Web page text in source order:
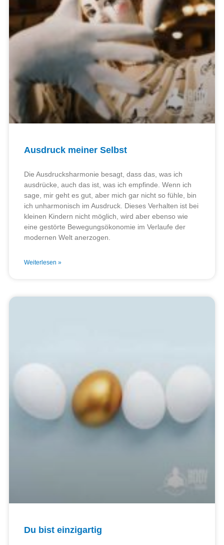
Ausdruck meiner Selbst
Die Ausdrucksharmonie besagt, dass das, was ich
ausdrücke, auch das ist, was ich empfinde. Wenn ich
sage, mir geht es gut, aber mich gar nicht so fühle, bin
ich unharmonisch im Ausdruck. Dieses Verhalten ist bei
kleinen Kindern nicht möglich, wird aber ebenso wie
eine gestörte Bewegungsökonomie im Verlaufe der
modernen Welt anerzogen.
Weiterlesen »
Du bist einzigartig